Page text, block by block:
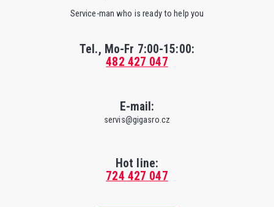
Service-man who is ready to help you
Tel., Mo-Fr 7:00-15:00:
482 427 047
E-mail:
servis@gigasro.cz
Hot line:
724 427 047